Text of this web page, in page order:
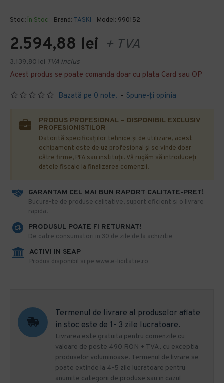
Stoc: În Stoc Brand: TASKI Model: 990152
Bazată pe 0 note. - Spune-ţi opinia
2.594,88 lei + TVA
3.139,80 lei TVA inclus
Acest produs se poate comanda doar cu plata Card sau OP
GARANTAM CEL MAI BUN RAPORT CALITATE-PRET!
​Bucura-te de produse calitative, suport eficient si o livrare
rapida!
PRODUSUL POATE FI RETURNAT!
De catre consumatori in 30 de zile de la achizitie
ACTIVI IN SEAP
Produs disponibil si pe www.e-licitatie.ro
PRODUS PROFESIONAL – DISPONIBIL EXCLUSIV
PROFESIONISTILOR
Datorită specificațiilor tehnice și de utilizare, acest
echipament este de uz profesional și se vinde doar
către firme, PFA sau instituții. Vă rugăm să introduceți
datele fiscale la finalizarea comenzii.
Termenul de livrare al produselor aflate
in stoc este de 1- 3 zile lucratoare.
Livrarea este gratuita pentru comenzile cu
valoare de peste 490 RON + TVA, cu exceptia
produselor voluminoase. Termenul de livrare se
poate extinde la 4-5 zile lucratoare pentru
anumite categorii de produse sau in cazul